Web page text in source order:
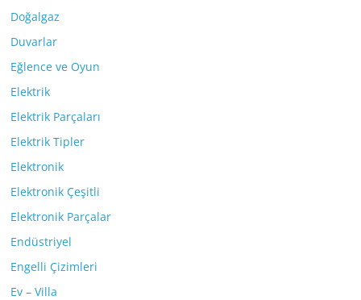
Doğalgaz
Duvarlar
Eğlence ve Oyun
Elektrik
Elektrik Parçaları
Elektrik Tipler
Elektronik
Elektronik Çeşitli
Elektronik Parçalar
Endüstriyel
Engelli Çizimleri
Ev – Villa